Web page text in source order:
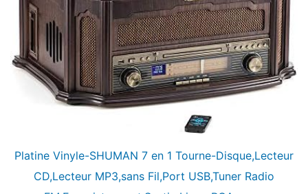
Platine Vinyle-SHUMAN 7 en 1 Tourne-Disque,Lecteur
CD,Lecteur MP3,sans Fil,Port USB,Tuner Radio